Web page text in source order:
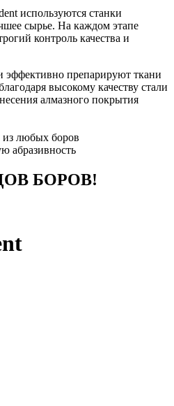
используются станки
сырье. На каждом этапе
контроль качества и
препарируют ткани
высокому качеству стали
алмазного покрытия
любых боров
абразивность
БОРОВ!